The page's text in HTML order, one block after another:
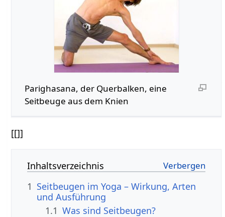
Parighasana, der Querbalken, eine
Seitbeuge aus dem Knien
[[]]
Inhaltsverzeichnis
1 Seitbeugen im Yoga – Wirkung, Arten
und Ausführung
1.1 Was sind Seitbeugen?